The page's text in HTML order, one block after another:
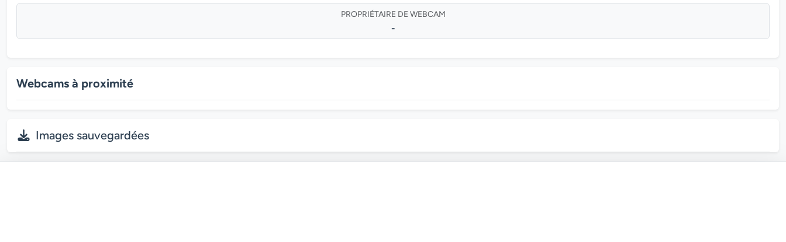
PROPRIÉTAIRE DE WEBCAM
-
Webcams à proximité
Images sauvegardées